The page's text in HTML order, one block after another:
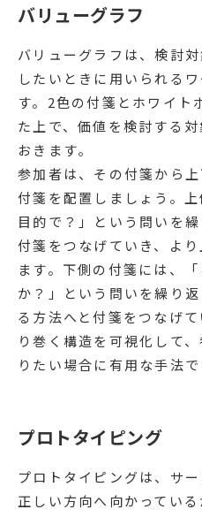
バリューグラフ
バリューグラフは、検討
したいときに用いられる
す。2色の付箋とホワイト
た上で、価値を検討する
おきます。
参加者は、その付箋から
付箋を配置しましょう。
目的で？」という問いを
付箋をつなげていき、よ
ます。下側の付箋には、
か？」という問いを繰り
る方法へと付箋をつなげ
り巻く構造を可視化して
りたい場合に有用な手法で
プロトタイピング
プロトタイピングは、サ
正しい方向へ向かってい